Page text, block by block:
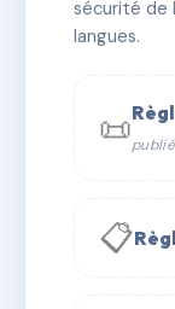
📞
sécurité de
langues.
📜publié
📋